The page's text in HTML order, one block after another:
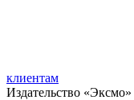
клиентам
Издательство «Эксмо»